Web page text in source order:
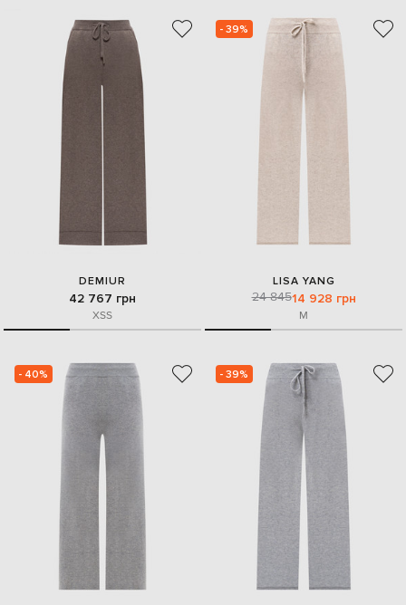
DEMIUR
42 767 грн
XSS
- 39%
LISA YANG
24 84514 928 грн
M
- 40% - 39%